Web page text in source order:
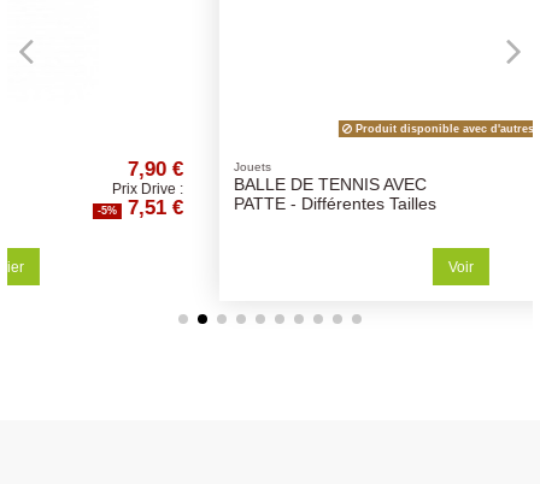
Produit disponible avec d'autres options
BALLE DE TENNIS AVEC
PATTE - Différentes Tailles